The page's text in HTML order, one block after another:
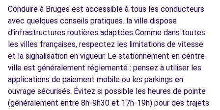
Conduire à Bruges est accessible à tous les conducteurs
avec quelques conseils pratiques. la ville dispose
d'infrastructures routières adaptées Comme dans toutes
les villes françaises, respectez les limitations de vitesse
et la signalisation en vigueur. Le stationnement en centre-
ville est généralement réglementé : pensez à utiliser les
applications de paiement mobile ou les parkings en
ouvrage sécurisés. Évitez si possible les heures de pointe
(généralement entre 8h-9h30 et 17h-19h) pour des trajets